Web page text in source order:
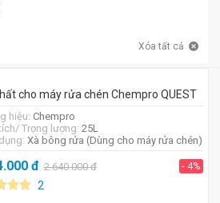
Xóa tất cả
cho máy rửa chén Chempro QUEST
hiệu: Chempro
Trọng lượng: 25L
Xà bông rửa (Dùng cho máy rửa chén)
đ 2.640.000đ - 4%
2